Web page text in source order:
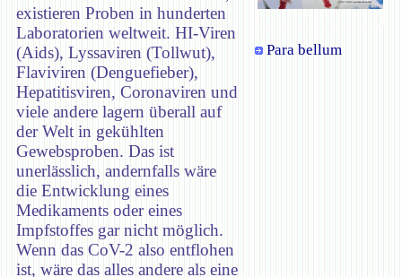
existieren Proben in hunderten
Laboratorien weltweit. HI-Viren
(Aids), Lyssaviren (Tollwut),
Flaviviren (Denguefieber),
Hepatitisviren, Coronaviren und
viele andere lagern überall auf
der Welt in gekühlten
Gewebsproben. Das ist
unerlässlich, andernfalls wäre
die Entwicklung eines
Medikaments oder eines
Impfstoffes gar nicht möglich.
Wenn das CoV-2 also entflohen
ist, wäre das alles andere als eine
Para bellum